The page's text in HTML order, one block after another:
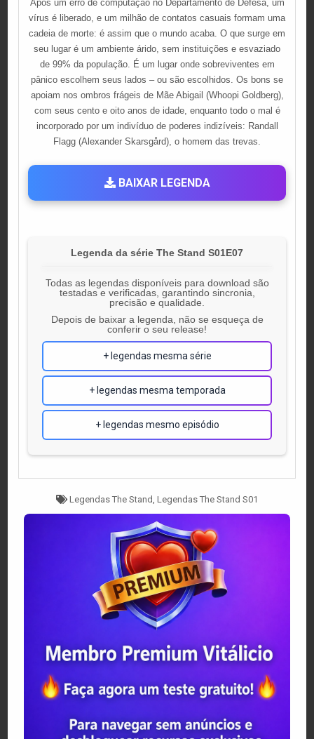
Após um erro de computação no Departamento de Defesa, um
vírus é liberado, e um milhão de contatos casuais formam uma
cadeia de morte: é assim que o mundo acaba. O que surge em
seu lugar é um ambiente árido, sem instituições e esvaziado
de 99% da população. É um lugar onde sobreviventes em
pânico escolhem seus lados – ou são escolhidos. Os bons se
apoiam nos ombros frágeis de Mãe Abigail (Whoopi Goldberg),
com seus cento e oito anos de idade, enquanto todo o mal é
incorporado por um indivíduo de poderes indizíveis: Randall
Flagg (Alexander Skarsgård), o homem das trevas.
BAIXAR LEGENDA
Legenda da série The Stand S01E07
Todas as legendas disponíveis para download são
testadas e verificadas, garantindo sincronia,
precisão e qualidade.
Depois de baixar a legenda, não se esqueça de
conferir o seu release!
+ legendas mesma série
+ legendas mesma temporada
+ legendas mesmo episódio
Tagged
Legendas The Stand Legendas The Stand S01